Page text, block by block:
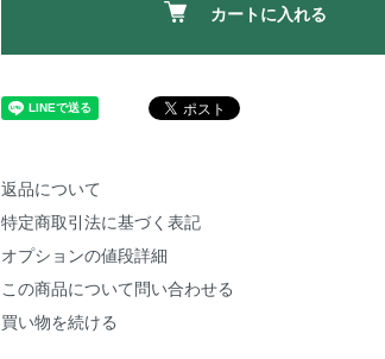
カートに入れる
返品について
特定商取引法に基づく表記
オプションの値段詳細
この商品について問い合わせる
買い物を続ける